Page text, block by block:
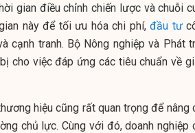
gian điều chỉnh chiến lược và chuỗi
này để tối ưu hóa chi phí, đầu tư
cạnh tranh. Bộ Nông nghiệp và Phát
cho việc đáp ứng các tiêu chuẩn về
hiệu cũng rất quan trọng để nâng
chủ lực. Cùng với đó, doanh nghiệp